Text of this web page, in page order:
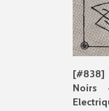
[#838]
Noirs